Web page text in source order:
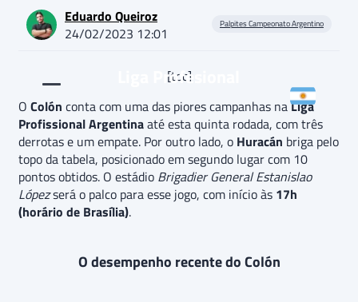
Eduardo Queiroz
24/02/2023 12:01
Palpites Campeonato Argentino
Liga Profesional
[toc]
O Colón conta com uma das piores campanhas naLiga
Profissional Argentinaaté esta quinta rodada, com três
derrotas e um empate. Por outro lado, o Huracán briga pelo
topo da tabela, posicionado em segundo lugar com 10
pontos obtidos. O estádio Brigadier General Estanislao
Lópezserá o palco para esse jogo, com início às 17h
(horário de Brasília).
O desempenho recente do Colón